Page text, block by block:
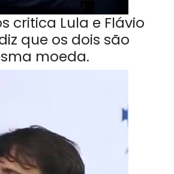
critica Lula e Flávio
que os dois são
moeda.